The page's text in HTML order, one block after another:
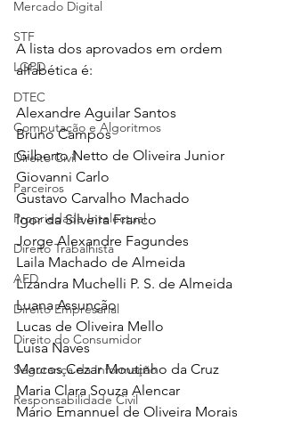
Mercado Digital
STF
LGPD
DTEC
Computação e Algoritmos
Direito Civil
Parceiros
Propriedade Intelectual
Direito Trabalhista
AED
Direito Empresarial
Direito do Consumidor
Segurança da Informação
Responsabilidade Civil
A lista dos aprovados em ordem
alfabética é:
Alexandre Aguilar Santos
Bruno Campos
Gilberto Netto de Oliveira Junior
Giovanni Carlo
Gustavo Carvalho Machado
Igor da Silveira Franco
Jorge Alexandre Fagundes
Laila Machado de Almeida
Lizandra Muchelli P. S. de Almeida
Luana Assunção
Lucas de Oliveira Mello
Luisa Naves
Marcos Cezar Moutinho da Cruz
Maria Clara Souza Alencar
Mário Emannuel de Oliveira Morais